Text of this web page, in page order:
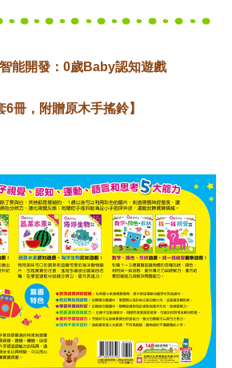
能開發：0歲Baby認知遊戲
6冊，附贈原木手搖鈴】